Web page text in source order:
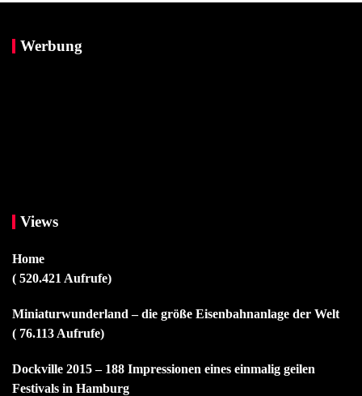
Werbung
Views
Home
( 520.421 Aufrufe)
Miniaturwunderland – die größe Eisenbahnanlage der Welt
( 76.113 Aufrufe)
Dockville 2015 – 188 Impressionen eines einmalig geilen
Festivals in Hamburg